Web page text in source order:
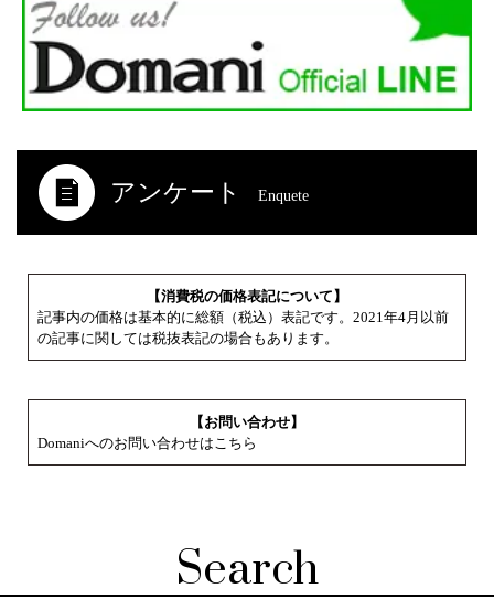
アンケート Enquete
【消費税の価格表記について】
記事内の価格は基本的に総額（税込）表記です。2021年4月以前
の記事に関しては税抜表記の場合もあります。
【お問い合わせ】
Domaniへのお問い合わせはこちら
Search